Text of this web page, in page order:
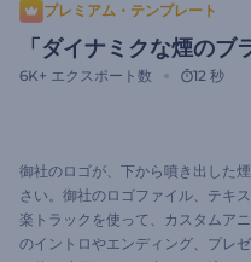
プレミアム・テンプレート
「ダイナミクな煙のブ
6K+ エクスポート数 12 秒
御社のロゴが、下から噴き出した
さい。御社のロゴファイル、テキ
楽トラックを使って、カスタムア
のイントロやエンディング、プレ